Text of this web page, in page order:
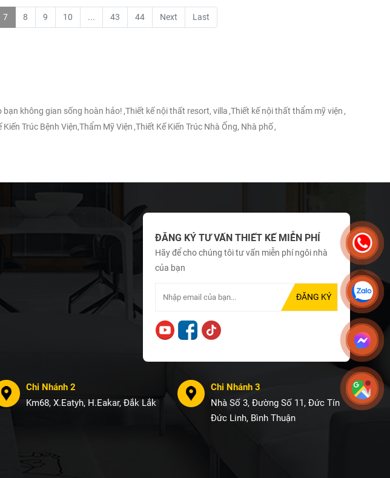
7 8 9 10 ... 43 44 Next Last
bạn không gian sống hoàn hảo! ,Thiết kế nội thất resort, villa ,Thiết kế nội thất thẩm mỹ viện ,
Kiến Trúc Bệnh Viện,Thẩm Mỹ Viện ,Thiết Kế Kiến Trúc Nhà Ống, Nhà phố,
ĐĂNG KÝ TƯ VẤN THIẾT KẾ MIỄN PHÍ
Hãy để cho chúng tôi tư vấn miễn phí ngôi nhà
của bạn
Chi Nhánh 2
Km68, X.Eatyh, H.Eakar, Đắk Lắk
Chi Nhánh 3
Nhà Số 3, Đường Số 11, Đức Tín
Đức Linh, Bình Thuận